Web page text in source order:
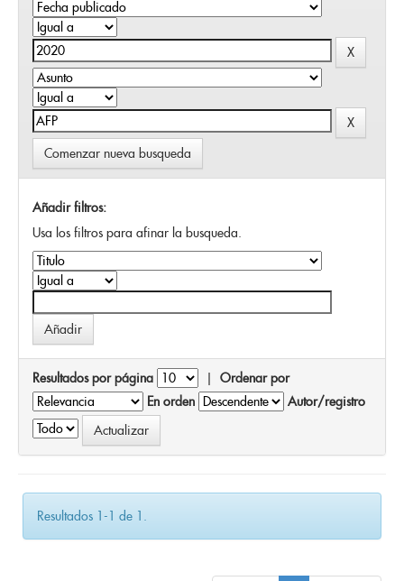
Comenzar nueva busqueda
Añadir filtros:
Usa los filtros para afinar la busqueda.
Resultados por página | Ordenar por
En orden
Autor/registro
Resultados 1-1 de 1.